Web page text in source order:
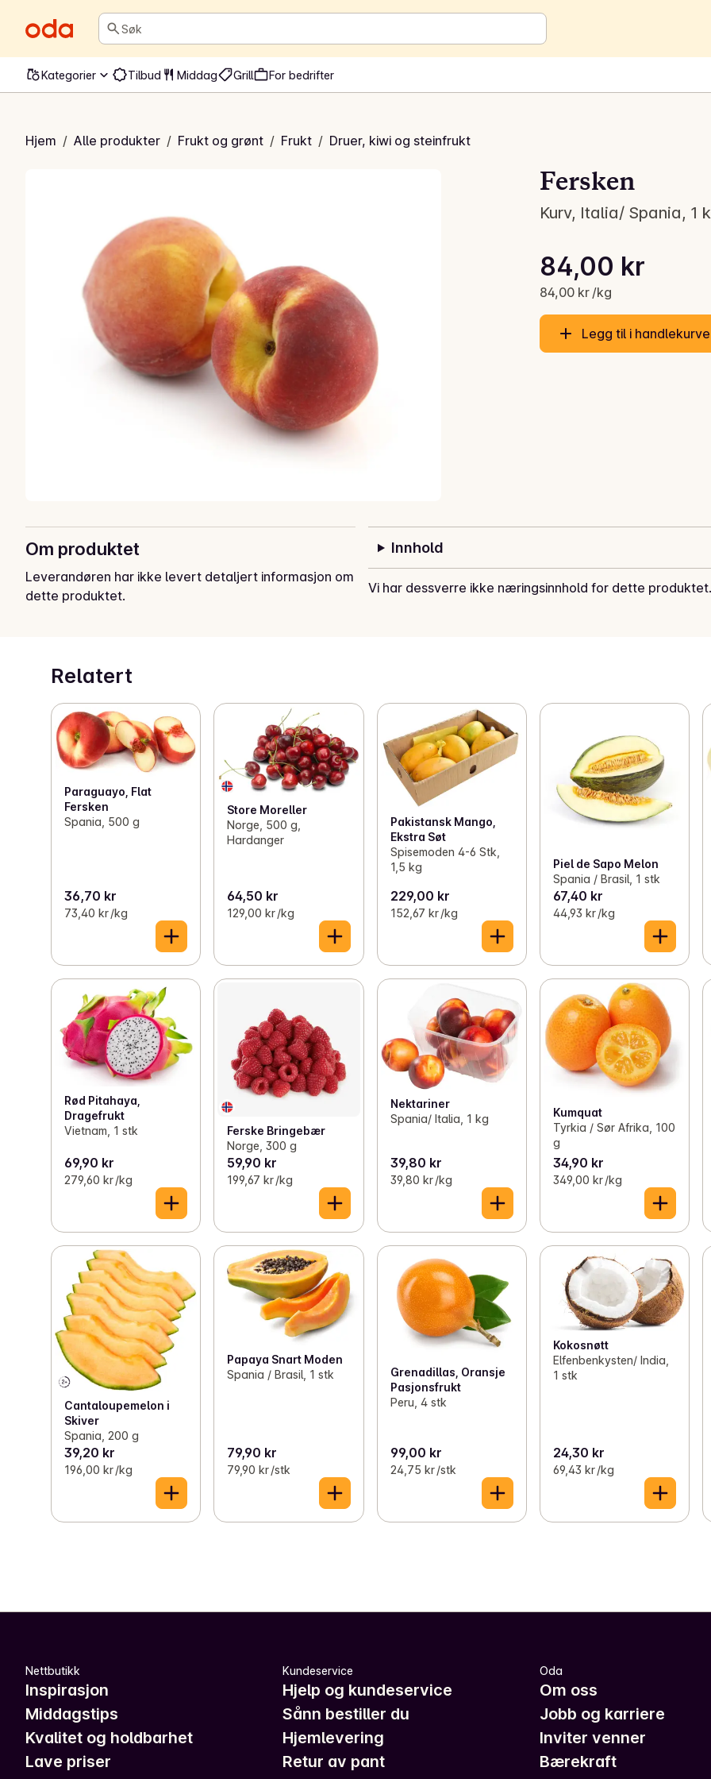
Søk
Kategorier Tilbud Middag Grill For bedrifter
Hjem / Alle produkter / Frukt og grønt / Frukt / Druer, kiwi og steinfrukt
Fersken
Fersken
Kurv, Italia/ Spania, 1
Gjeldende pris er: 84,00 kr
84,00 kr
84,00 kr /kg
Stykkpris: 84,00 kr /kg
Legg til i
Om produktet
Leverandøren har ikke levert detaljert informasjon om
dette produktet.
Innhold
Vi har dessverre ikke næringsinnhold for dette produktet.
Relatert
Paraguayo, Flat
Fersken
Spania, 500 g
36,70 kr
73,40 kr /kg
Store Moreller
Norge, 500 g,
Hardanger
64,50 kr
129,00 kr /kg
Pakistansk Mango,
Ekstra Søt
Spisemoden 4-6 Stk,
1,5 kg
229,00 kr
152,67 kr /kg
Piel de Sapo Melon
Spania / Brasil, 1 stk
67,40 kr
44,93 kr /kg
Rød Pitahaya,
Dragefrukt
Vietnam, 1 stk
69,90 kr
279,60 kr /kg
Ferske Bringebær
Norge, 300 g
59,90 kr
199,67 kr /kg
Nektariner
Spania/ Italia, 1 kg
39,80 kr
39,80 kr /kg
Kumquat
Tyrkia / Sør Afrika, 100
g
34,90 kr
349,00 kr /kg
Cantaloupemelon i
Skiver
Spania, 200 g
39,20 kr
196,00 kr /kg
Papaya Snart Moden
Spania / Brasil, 1 stk
79,90 kr
79,90 kr /stk
Grenadillas, Oransje
Pasjonsfrukt
Peru, 4 stk
99,00 kr
24,75 kr /stk
Kokosnøtt
Elfenbenkysten/ India,
1 stk
24,30 kr
69,43 kr /kg
Nettbutikk
Inspirasjon
Middagstips
Kvalitet og holdbarhet
Lave priser
Kundeservice
Hjelp og kundeservice
Sånn bestiller du
Hjemlevering
Retur av pant
Oda
Om oss
Jobb og karriere
Inviter venner
Bærekraft